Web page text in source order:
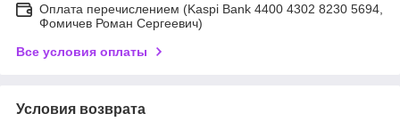
Оплата перечислением (Kaspi Bank 4400 4302 8230 5694,
Фомичев Роман Сергеевич)
Все условия оплаты
Условия возврата